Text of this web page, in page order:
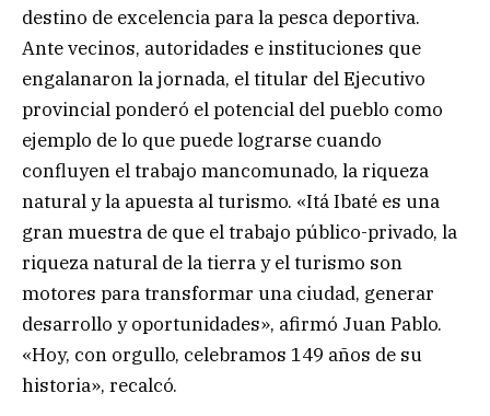
destino de excelencia para la pesca deportiva.
Ante vecinos, autoridades e instituciones que
engalanaron la jornada, el titular del Ejecutivo
provincial ponderó el potencial del pueblo como
ejemplo de lo que puede lograrse cuando
confluyen el trabajo mancomunado, la riqueza
natural y la apuesta al turismo. «Itá Ibaté es una
gran muestra de que el trabajo público-privado, la
riqueza natural de la tierra y el turismo son
motores para transformar una ciudad, generar
desarrollo y oportunidades», afirmó Juan Pablo.
«Hoy, con orgullo, celebramos 149 años de su
historia», recalcó.